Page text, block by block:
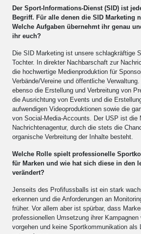
Der Sport-Informations-Dienst (SID) ist
Begriff. Für alle denen die SID Marketing
Welche Aufgaben übernehmt ihr genau
ihr euch?
Die SID Marketing ist unsere schlagkräftige
Tochter. In direkter Nachbarschaft zur
die hochwertige Medienproduktion für
Verbände/Vereine und öffentliche
ebenso die Erstellung und Verbreitung von
die Ausrichtung von Events und die
aufwendigen Videoproduktionen sowie die
von Social-Media-Accounts. Der USP ist die
Nachrichtenagentur, durch die stets die
organische Verbreitung der Inhalte besteht.
Welche Rolle spielt professionelle
für Marken und wie hat sich diese in den
verändert?
Jenseits des Profifussballs ist ein stark
erkennen und die Anforderungen an
früher. Vor allem aber ist spürbar, dass
professionellen Umsetzung ihrer Kampagnen
vorgehen und keine Sportkommunikation als